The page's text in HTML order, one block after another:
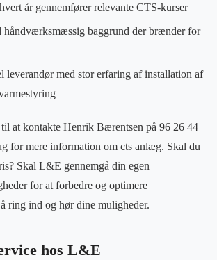
år gennemfører relevante CTS-kurser
håndværksmæssig baggrund der brænder for
leverandør med stor erfaring af installation af
at kontakte Henrik Bærentsen på 96 26 44
for mere information om cts anlæg. Skal du
Skal L&E gennemgå din egen
for at forbedre og optimere
ring ind og hør dine muligheder.
hos L&E